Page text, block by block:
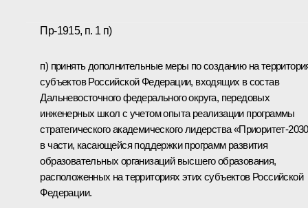
Пр-1915, п. 1 п)
п) принять дополнительные меры по созданию на
субъектов Российской Федерации, входящих в состав
Дальневосточного федерального округа, передовых
инженерных школ с учетом опыта реализации программы
стратегического академического лидерства «Приоритет-
в части, касающейся поддержки программ развития
образовательных организаций высшего образования,
расположенных на территориях этих субъектов Российской
Федерации.